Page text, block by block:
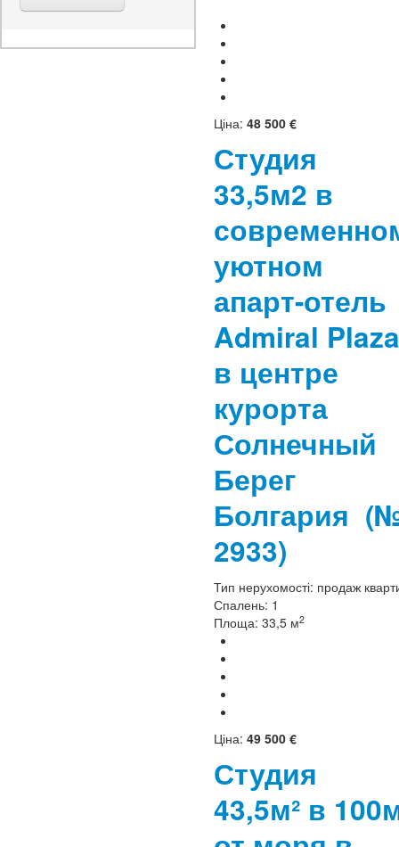
Ціна: 48 500 €
Студия
33,5м2 в
уютном
апарт-отель
Admiral Plaza
в центре
курорта
Солнечный
Берег
Болгария
2933)
Тип нерухомості: продаж
Спалень: 1
Площа: 33,5 м2
Ціна: 49 500 €
Студия
43,5м² в